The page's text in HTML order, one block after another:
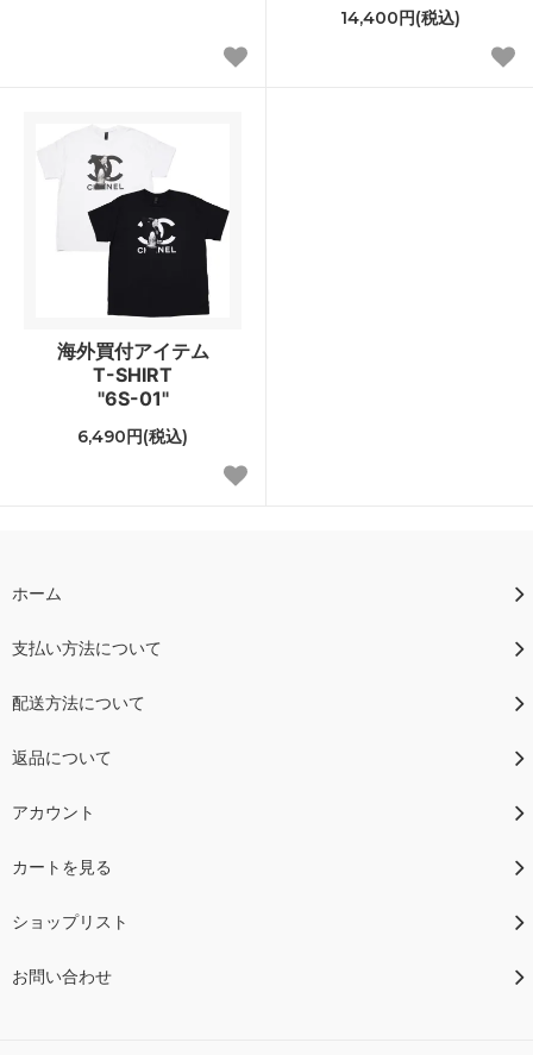
14,400円(税込)
海外買付アイテム
T-SHIRT
"6S-01"
6,490円(税込)
ホーム
支払い方法について
配送方法について
返品について
アカウント
カートを見る
ショップリスト
お問い合わせ